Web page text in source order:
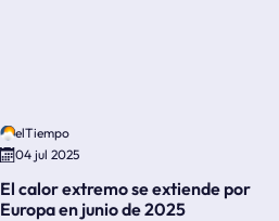
elTiempo
04 jul 2025
El calor extremo se extiende por
Europa en junio de 2025